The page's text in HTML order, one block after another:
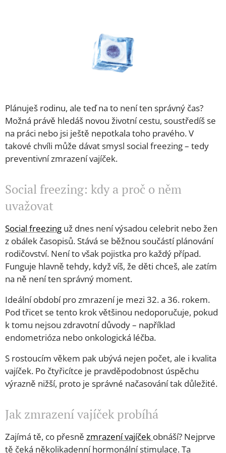
Plánuješ rodinu, ale teď na to není ten správný čas?
Možná právě hledáš novou životní cestu, soustředíš se
na práci nebo jsi ještě nepotkala toho pravého. V
takové chvíli může dávat smysl social freezing – tedy
preventivní zmrazení vajíček.
Social freezing: kdy a proč o něm
uvažovat
Social freezing už dnes není výsadou celebrit nebo žen
z obálek časopisů. Stává se běžnou součástí plánování
rodičovství. Není to však pojistka pro každý případ.
Funguje hlavně tehdy, když víš, že děti chceš, ale zatím
na ně není ten správný moment.
Ideální období pro zmrazení je mezi 32. a 36. rokem.
Pod třicet se tento krok většinou nedoporučuje, pokud
k tomu nejsou zdravotní důvody – například
endometrióza nebo onkologická léčba.
S rostoucím věkem pak ubývá nejen počet, ale i kvalita
vajíček. Po čtyřicítce je pravděpodobnost úspěchu
výrazně nižší, proto je správné načasování tak důležité.
Jak zmrazení vajíček probíhá
Zajímá tě, co přesně zmrazení vajíček obnáší? Nejprve
tě čeká několikadenní hormonální stimulace. Ta